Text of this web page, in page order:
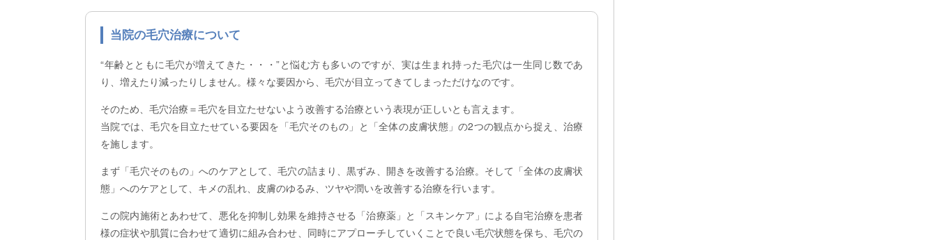
当院の毛穴治療について
“年齢とともに毛穴が増えてきた・・・”と悩む方も多いのですが、実は生まれ持った毛穴は一生同じ数であ
り、増えたり減ったりしません。様々な要因から、毛穴が目立ってきてしまっただけなのです。
そのため、毛穴治療＝毛穴を目立たせないよう改善する治療という表現が正しいとも言えます。
当院では、毛穴を目立たせている要因を「毛穴そのもの」と「全体の皮膚状態」の2つの観点から捉え、治療
を施します。
まず「毛穴そのもの」へのケアとして、毛穴の詰まり、黒ずみ、開きを改善する治療。そして「全体の皮膚状
態」へのケアとして、キメの乱れ、皮膚のゆるみ、ツヤや潤いを改善する治療を行います。
この院内施術とあわせて、悪化を抑制し効果を維持させる「治療薬」と「スキンケア」による自宅治療を患者
様の症状や肌質に合わせて適切に組み合わせ、同時にアプローチしていくことで良い毛穴状態を保ち、毛穴の